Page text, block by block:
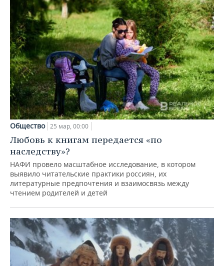
Общество 25 мар, 00:00
Любовь к книгам передается «по
наследству»?
НАФИ провело масштабное исследование, в котором
выявило читательские практики россиян, их
литературные предпочтения и взаимосвязь между
чтением родителей и детей